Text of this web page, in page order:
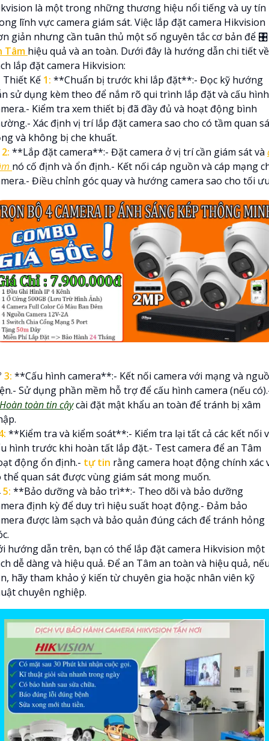
là một trong những thương hiệu nổi tiếng và uy tín
lĩnh vực camera giám sát. Việc lắp đặt camera Hikvision
giản nhưng cần tuân thủ một số nguyên tắc cơ bản để 🎛
Tâm hiệu quả và an toàn. Dưới đây là hướng dẫn chi tiết về
lắp đặt camera Hikvision:
Thiết Kế 1: **Chuẩn bị trước khi lắp đặt**:- Đọc kỹ hướng
sử dụng kèm theo để nắm rõ qui trình lắp đặt và cấu hình
Kiểm tra xem thiết bị đã đầy đủ và hoạt động bình
Xác định vị trí lắp đặt camera sao cho có tầm quan
và không bị che khuất.
2: **Lắp đặt camera**:- Đặt camera ở vị trí cần giám sát và
nó cố định và ổn định.- Kết nối cáp nguồn và cáp mạng
Điều chỉnh góc quay và hướng camera sao cho tối
3: **Cấu hình camera**:- Kết nối camera với mạng và
Sử dụng phần mềm hỗ trợ để cấu hình camera (nếu
Hoàn toàn tin cậycài đặt mật khẩu an toàn để tránh bị xâm
**Kiểm tra và kiểm soát**:- Kiểm tra lại tất cả các kết nối
hình trước khi hoàn tất lắp đặt.- Test camera để an Tâm
động ổn định.- tự tin rằng camera hoạt động chính xác
thể quan sát được vùng giám sát mong muốn.
5: **Bảo dưỡng và bảo trì**:- Theo dõi và bảo dưỡng
định kỳ để duy trì hiệu suất hoạt động.- Đảm bảo
được làm sạch và bảo quản đúng cách để tránh hỏng
hướng dẫn trên, bạn có thể lắp đặt camera Hikvision một
dễ dàng và hiệu quả. Để an Tâm an toàn và hiệu quả,
hãy tham khảo ý kiến từ chuyên gia hoặc nhân viên kỹ
chuyên nghiệp.